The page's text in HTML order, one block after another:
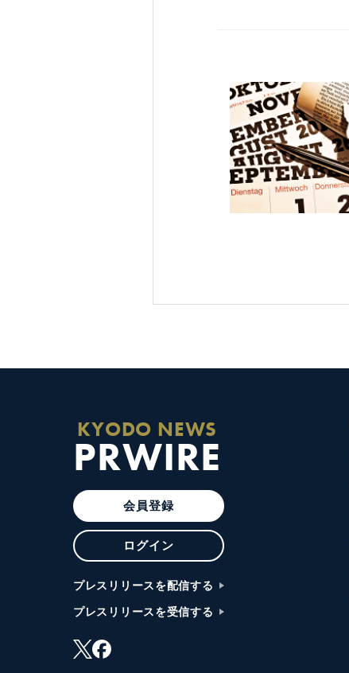
KYODO NEWS
PRWIRE
会員登録
ログイン
プレスリリースを配信する
プレスリリースを受信する